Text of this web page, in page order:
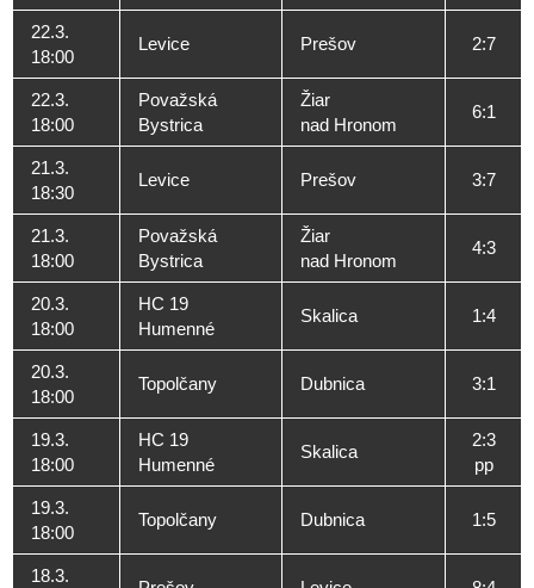
22.3.
18:00
Levice Prešov 2:7
22.3.
18:00
Považská
Bystrica
Žiar
nad Hronom
6:1
21.3.
18:30
Levice Prešov 3:7
21.3.
18:00
Považská
Bystrica
Žiar
nad Hronom
4:3
20.3.
18:00
HC 19
Humenné
Skalica 1:4
20.3.
18:00
Topolčany Dubnica 3:1
19.3.
18:00
HC 19
Humenné
Skalica
2:3
pp
19.3.
18:00
Topolčany Dubnica 1:5
18.3.